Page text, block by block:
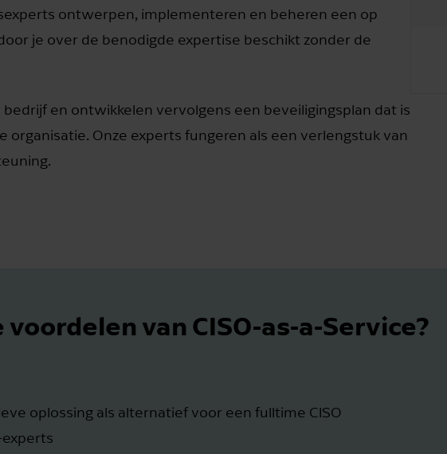
ontwerpen, implementeren en beheren een op
je over de benodigde expertise beschikt zonder de
en ontwikkelen vervolgens een beveiligingsplan dat is
Onze experts fungeren als een verlengstuk van
van CISO-as-a-Service?
oplossing als alternatief voor een fulltime CISO